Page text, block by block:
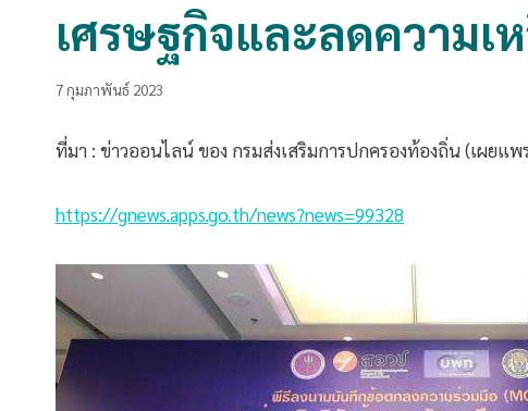
เศรษฐกิจและลดความเ
7 กุมภาพันธ์ 2023
ที่มา : ข่าวออนไลน์ ของ กรมส่งเสริมการปกครองท้องถิ่น (เผยแ
https://gnews.apps.go.th/news?news=99328